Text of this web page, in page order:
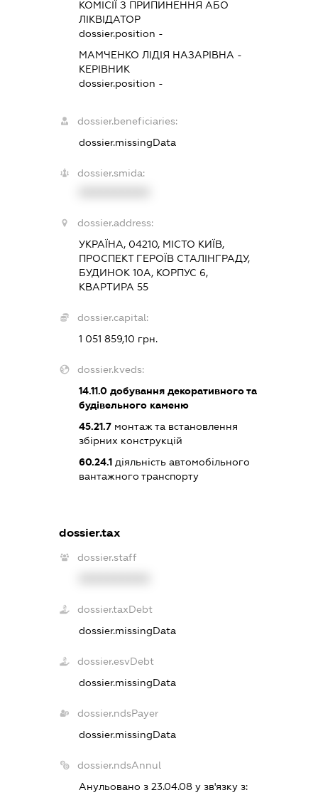
КОМІСІЇ З ПРИПИНЕННЯ АБО
ЛІКВІДАТОР
dossier.position -
МАМЧЕНКО ЛІДІЯ НАЗАРІВНА -
КЕРІВНИК
dossier.position -
dossier.beneficiaries:
dossier.missingData
dossier.smida:
dossier.address:
УКРАЇНА, 04210, МІСТО КИЇВ,
ПРОСПЕКТ ГЕРОЇВ СТАЛІНГРАДУ,
БУДИНОК 10А, КОРПУС 6,
КВАРТИРА 55
dossier.capital:
1 051 859,10 грн.
dossier.kveds:
14.11.0 добування декоративного та
будівельного каменю
45.21.7 монтаж та встановлення
збірних конструкцій
60.24.1 діяльність автомобільного
вантажного транспорту
dossier.tax
dossier.staff
dossier.taxDebt
dossier.missingData
dossier.esvDebt
dossier.missingData
dossier.ndsPayer
dossier.missingData
dossier.ndsAnnul
Анульовано з 23.04.08 у зв'язку з: